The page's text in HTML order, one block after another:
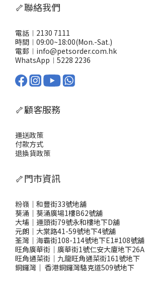
🦴聯絡我們
電話︱2130 7111
時間︱09:00~18:00(Mon.-Sat.)
電郵︱info@petsorder.com.hk
WhatsApp︱ 5228 2236
🦴顧客服務
運送政策
付款方式
退換貨政策
🦴門市資訊
粉嶺｜和豐街33號地舖
葵涌｜葵涌廣場1樓B62號舖
大埔｜運頭街79號永和樓地下D舖
元朗｜大棠路41-59號地下4號舖
荃灣｜海霸街108-114號地下E1#108號舖
旺角廣華街｜廣華街1號仁安大廈地下26A
旺角通菜街｜九龍旺角通菜街161號地下
銅鑼灣 ｜ 香港銅鑼灣駱克道509號地下